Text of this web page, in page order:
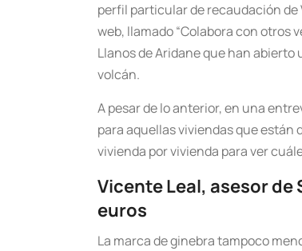
perfil particular de recaudación de
web, llamado “Colabora con otros
Llanos de Aridane que han
volcán.
A pesar de lo anterior, en una
para aquellas viviendas que están
vivienda por vivienda para ver
Vicente Leal, asesor
euros
La marca de ginebra tampoco